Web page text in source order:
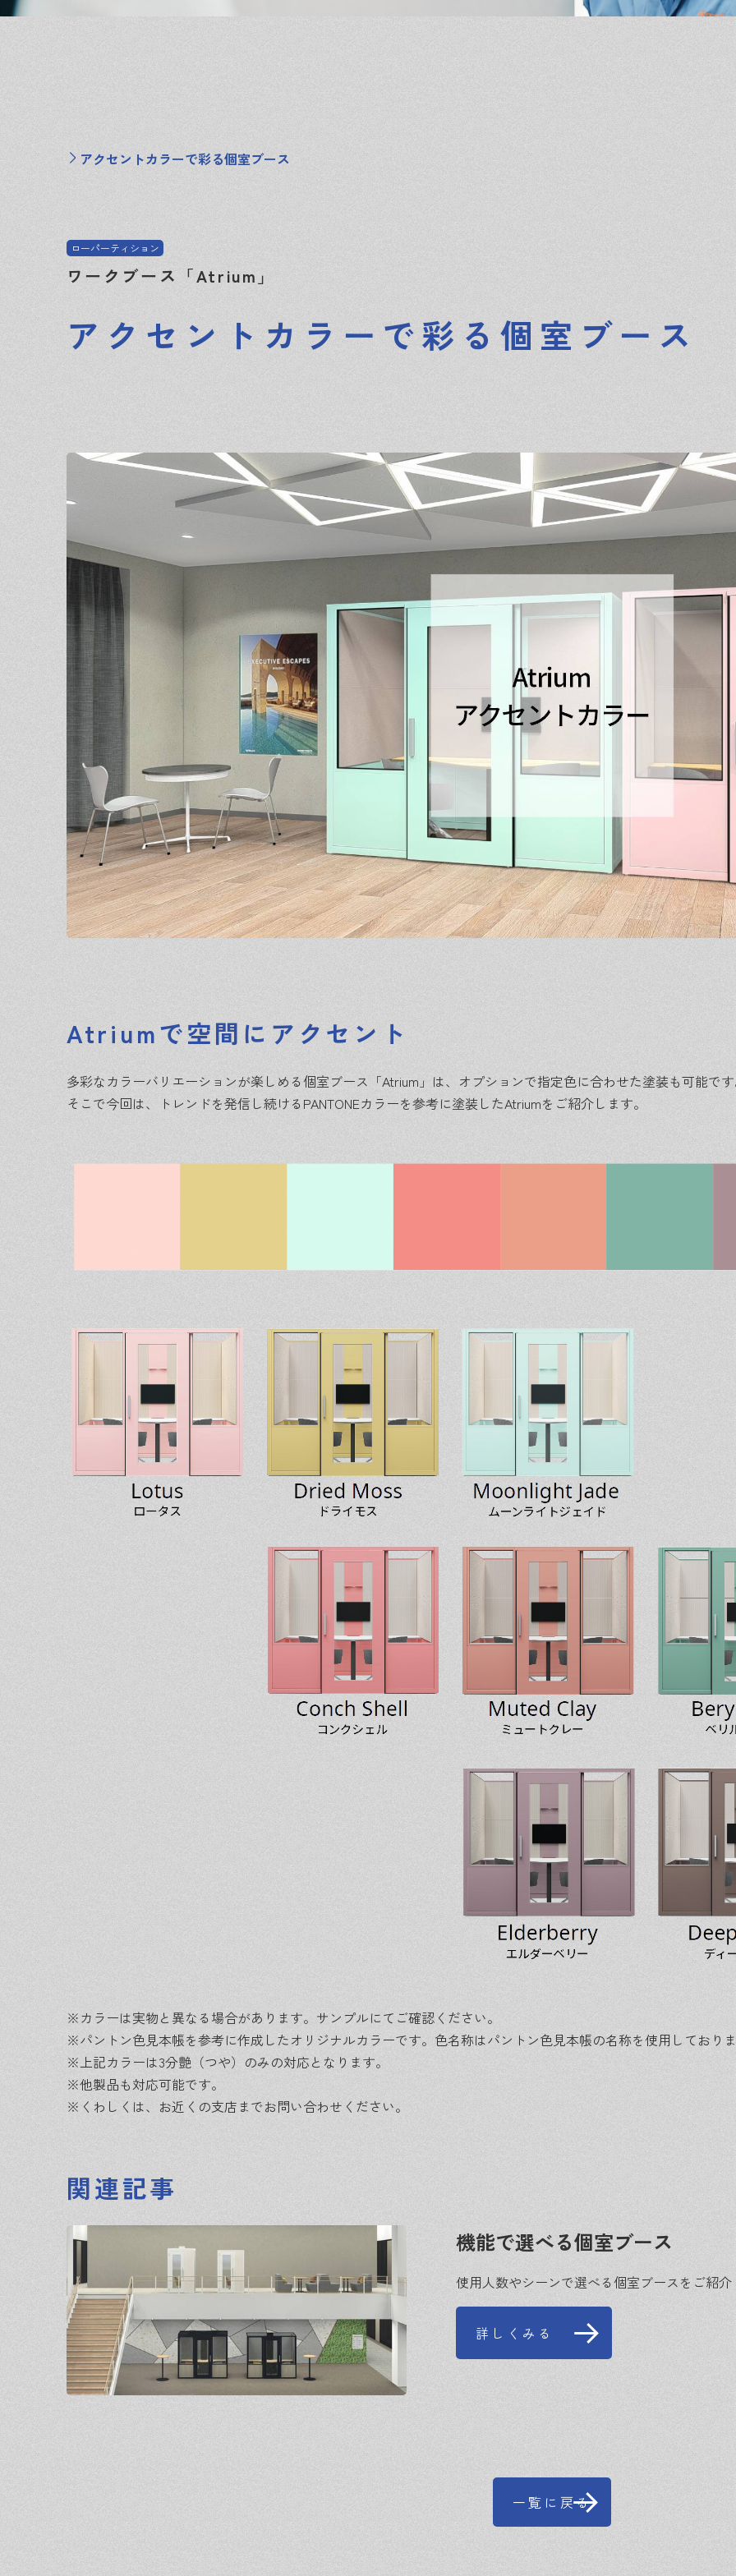
アクセントカラーで彩る個室ブース
ローパーティション
ワークブース「Atrium」
アクセントカラーで彩る個室ブース
Atriumで空間にアクセント
多彩なカラーバリエーションが楽しめる個室ブース「Atrium」は、オプションで指定色に合わせた塗装も可能で
そこで今回は、トレンドを発信し続けるPANTONEカラーを参考に塗装したAtriumをご紹介します。
※カラーは実物と異なる場合があります。サンプルにてご確認ください。
※パントン色見本帳を参考に作成したオリジナルカラーです。色名称はパントン色見本帳の名称を使用しており
※上記カラーは3分艶（つや）のみの対応となります。
※他製品も対応可能です。
※くわしくは、お近くの支店までお問い合わせください。
関連記事
機能で選べる個室ブース
使用人数やシーンで選べる個室ブースをご紹介
詳しくみる
一覧に戻る